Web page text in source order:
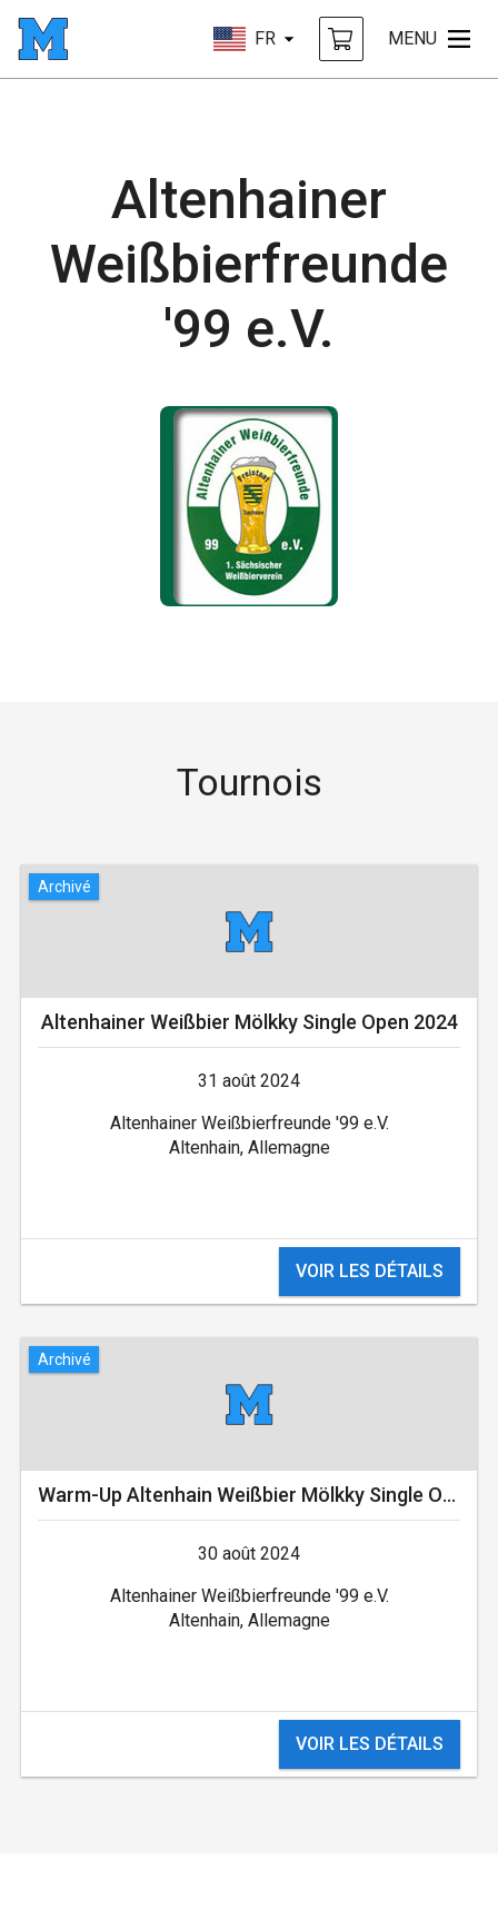
FR MENU
Altenhainer
Weißbierfreunde
'99 e.V.
Tournois
Archivé
Altenhainer Weißbier­ Mölkky Single Open ­2024
31 août 2024
Altenhainer Weißbierfreunde '99 e.V.
Altenhain, Allemagne
VOIR LES DÉTAILS
Archivé
Warm-Up Altenhain Weißbier Mölkky Single Open 2024
30 août 2024
Altenhainer Weißbierfreunde '99 e.V.
Altenhain, Allemagne
VOIR LES DÉTAILS